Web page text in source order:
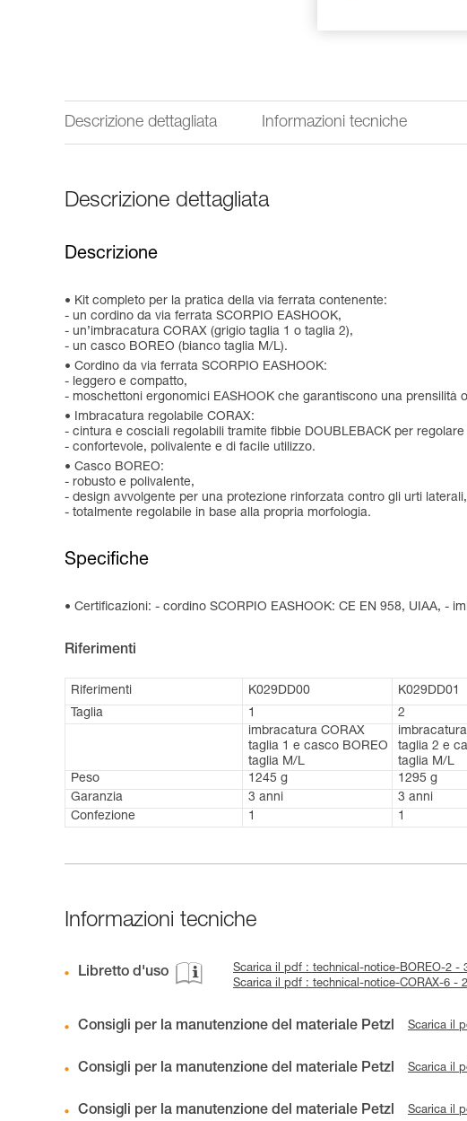
Descrizione dettagliata Informazioni tecniche
Descrizione dettagliata
Descrizione
Kit completo per la pratica della via ferrata contenente:
- un cordino da via ferrata SCORPIO EASHOOK,
- un’imbracatura CORAX (grigio taglia 1 o taglia 2),
- un casco BOREO (bianco taglia M/L).
Cordino da via ferrata SCORPIO EASHOOK:
- leggero e compatto,
- moschettoni ergonomici EASHOOK che garantiscono una prensilità
Imbracatura regolabile CORAX:
- cintura e cosciali regolabili tramite fibbie DOUBLEBACK per
- confortevole, polivalente e di facile utilizzo.
Casco BOREO:
- robusto e polivalente,
- design avvolgente per una protezione rinforzata contro gli urti
- totalmente regolabile in base alla propria morfologia.
Specifiche
Certificazioni: - cordino SCORPIO EASHOOK: CE EN 958, UIAA, -
Riferimenti
Riferimenti K029DD00
K029DD01
Taglia
1
2
imbracatura CORAX
taglia 1 e casco BOREO
taglia M/L
taglia 2 e
taglia M/L
Peso
1245 g
1295 g
Garanzia
3 anni
3 anni
Confezione
1 1
Informazioni tecniche
Libretto d'uso
Scarica il pdf : technical-notice-BOREO-2 -
Scarica il pdf : technical-notice-CORAX-6 -
Consigli per la manutenzione del materiale Petzl Scarica il
Consigli per la manutenzione del materiale Petzl Scarica il
Consigli per la manutenzione del materiale Petzl Scarica il